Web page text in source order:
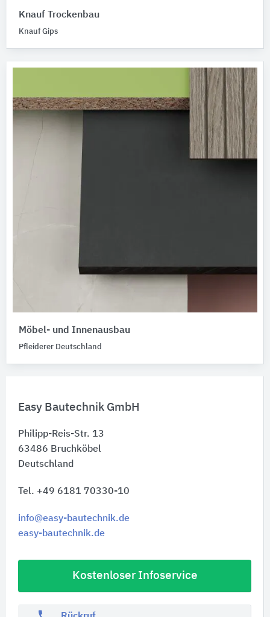
Easy Bautechnik GmbH
Philipp-Reis-Str. 13
63486 Bruchköbel
Deutschland
Tel. +49 6181 70330-10
info@easy-bautechnik.de
easy-bautechnik.de
Kostenloser Infoservice
Knauf Trockenbau
Knauf Gips
Möbel- und Innenausbau
Pfleiderer Deutschland